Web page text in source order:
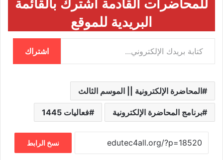
للمحاضرات القادمة اشترك بالقائمة
البريدية للموقع
كتابة بريدك الإلكتروني…
اشتراك
المحاضرة الإلكترونية || الموسم الثالث
برنامج المحاضرة الإلكترونية فعاليات 1445
نسخ الرابط